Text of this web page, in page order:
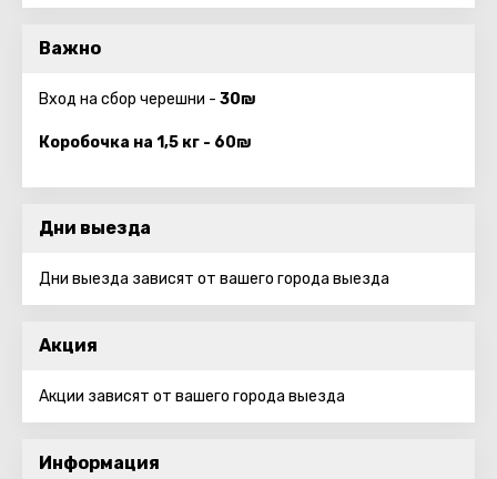
Важно
Вход на сбор черешни - 30₪
Коробочка на 1,5 кг - 60₪
Дни выезда
Дни выезда зависят от вашего города выезда
Акция
Акции зависят от вашего города выезда
Информация